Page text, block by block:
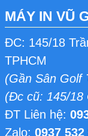
MÁY IN VŨ
ĐC: 145/18
TPHCM
(Gần Sân Golf
(Đc cũ: 145/18
ĐT Liên hệ:
Zalo: 0937 532